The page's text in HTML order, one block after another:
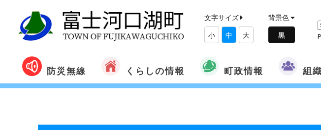
文字サイズ
小 中 大
背景色
防災無線 くらしの情報 町政情報 組織